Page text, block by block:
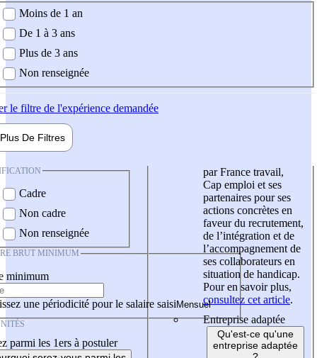
demandée
Moins de 1 an
De 1 à 3 ans
Plus de 3 ans
Non renseignée
le filtre de l'expérience demandée
Plus De Filtres
Cadre
Non cadre
Non renseignée
BRUT MINIMUM
minimum
une périodicité pour le salaire saisi
parmi les 1ers à postuler
par France travail,
Cap emploi et ses
partenaires pour ses
actions concrètes en
faveur du recrutement,
de l’intégration et de
l’accompagnement de
ses collaborateurs en
situation de handicap.
Pour en savoir plus,
consultez cet article.
Entreprise adaptée
Qu'est-ce qu'une
entreprise adaptée